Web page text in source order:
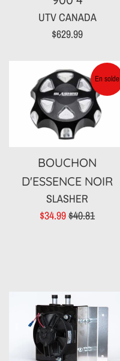
UTV CANADA
Prix
$629.99
BOUCHON
D'ESSENCE NOIR
SLASHER
Prix
$34.99Prix
$40.81
En solde